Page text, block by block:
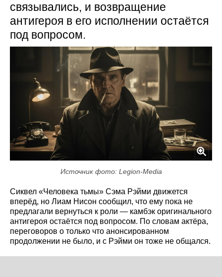
связывались, и возвращение
антигероя в его исполнении остаётся
под вопросом.
Источник фото: Legion-Media
Сиквел «Человека тьмы» Сэма Рэйми движется
вперёд, но Лиам Нисон сообщил, что ему пока не
предлагали вернуться к роли — камбэк оригинального
антигероя остаётся под вопросом. По словам актёра,
переговоров о только что анонсированном
продолжении не было, и с Рэйми он тоже не общался.